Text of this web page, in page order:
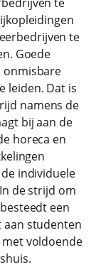
te
Goede
onmisbare
leiden. Dat is
namens de
bij aan de
horeca en
individuele
de strijd om
een
aan studenten
voldoende